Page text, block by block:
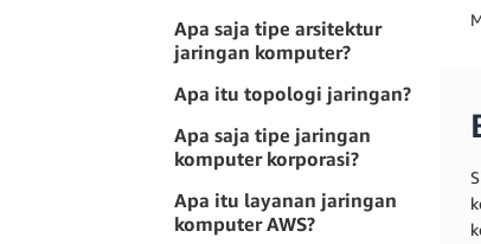
Apa saja tipe arsitektur
jaringan komputer?
Apa itu topologi jaringan?
Apa saja tipe jaringan
komputer korporasi?
Apa itu layanan jaringan
komputer AWS?